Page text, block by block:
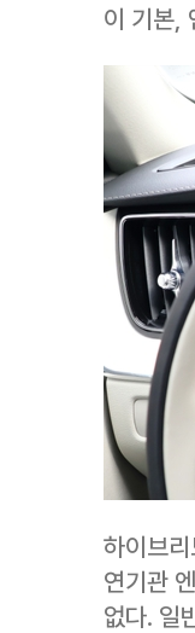
이 기본,
하이브
연기관
없다. 일